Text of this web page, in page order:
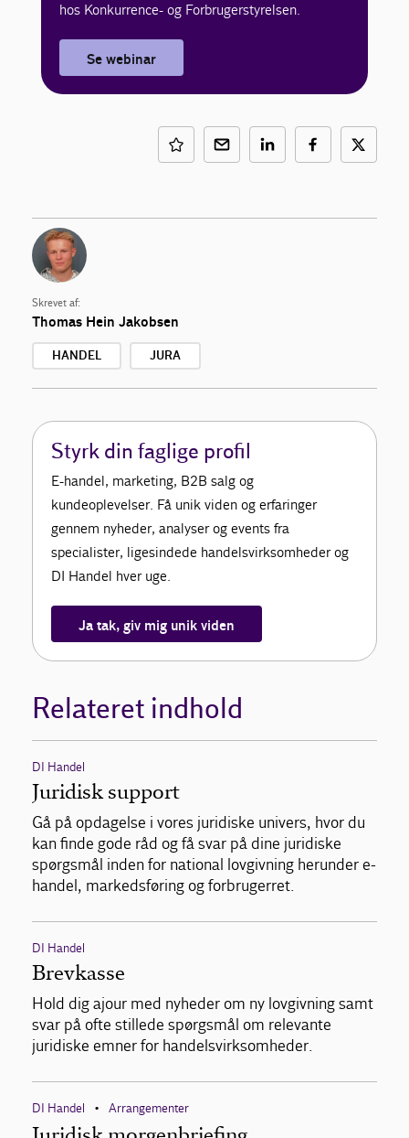
hos Konkurrence- og Forbrugerstyrelsen.
Se webinar
Skrevet af:
Thomas Hein Jakobsen
HANDEL JURA
Styrk din faglige profil
E-handel, marketing, B2B salg og
kundeoplevelser. Få unik viden og erfaringer
gennem nyheder, analyser og events fra
specialister, ligesindede handelsvirksomheder og
DI Handel hver uge.
Ja tak, giv mig unik viden
Relateret indhold
DI Handel
Juridisk support
Gå på opdagelse i vores juridiske univers, hvor du
kan finde gode råd og få svar på dine juridiske
spørgsmål inden for national lovgivning herunder e-
handel, markedsføring og forbrugerret.
DI Handel
Brevkasse
Hold dig ajour med nyheder om ny lovgivning samt
svar på ofte stillede spørgsmål om relevante
juridiske emner for handelsvirksomheder.
DI Handel • Arrangementer